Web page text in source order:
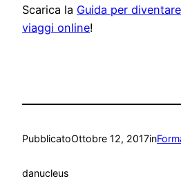
Scarica la Guida per
viaggi online!
PubblicatoOttobre 12, 2017in
danucleus